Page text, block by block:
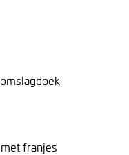
franjes